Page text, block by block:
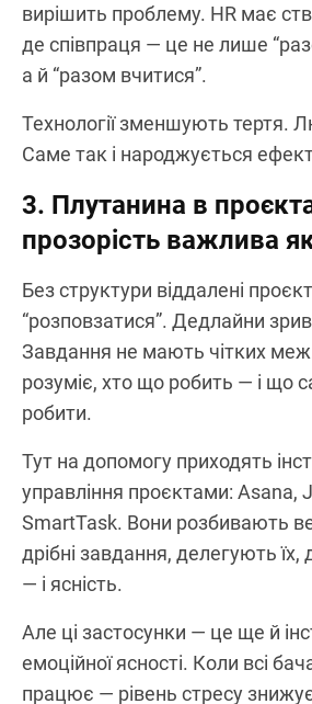
вирішить проблему. HR має
де співпраця — це не лише
а й “разом вчитися”.
Технології зменшують тертя.
Саме так і народжується
3. Плутанина в
прозорість важлива
Без структури віддалені
“розповзатися”. Дедлайни
Завдання не мають чітких
розуміє, хто що робить — і що
робити.
Тут на допомогу приходять
управління проєктами: Asana,
SmartTask. Вони розбивають
дрібні завдання, делегують
— і ясність.
Але ці застосунки — це ще й
емоційної ясності. Коли всі
працює — рівень стресу